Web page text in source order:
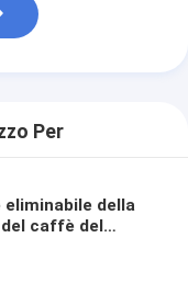
Per
della
caffè del